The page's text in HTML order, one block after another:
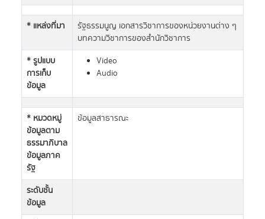
* แหล่งที่มา
รัฐธรรมนูญ เอกสารวิชาการของหน่วยงานต่าง ๆ
บทความวิชาการของสำนักวิชาการ
* รูปแบบ
การเก็บ
ข้อมูล
Video
Audio
* หมวดหมู่
ข้อมูลตาม
ธรรมาภิบาล
ข้อมูลภาค
รัฐ
ข้อมูลสาธารณะ
ระดับชั้น
ข้อมูล